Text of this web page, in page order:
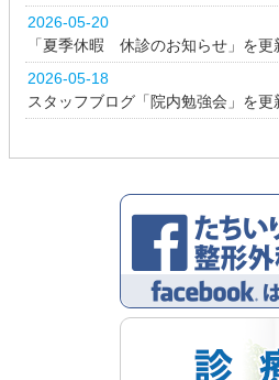
2026-05-20
「夏季休暇 休診のお知らせ」を更
2026-05-18
スタッフブログ「院内勉強会」を更